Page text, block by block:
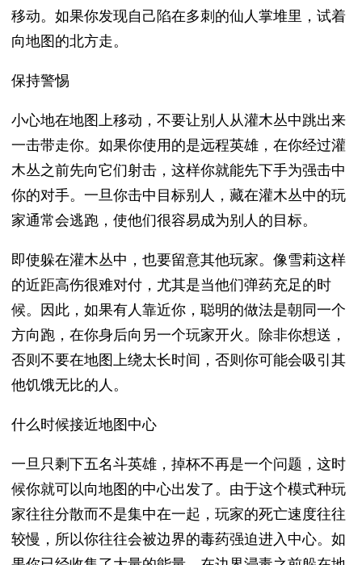
移动。如果你发现自己陷在多刺的仙人掌堆里，试着
向地图的北方走。
保持警惕
小心地在地图上移动，不要让别人从灌木丛中跳出来
一击带走你。如果你使用的是远程英雄，在你经过灌
木丛之前先向它们射击，这样你就能先下手为强击中
你的对手。一旦你击中目标别人，藏在灌木丛中的玩
家通常会逃跑，使他们很容易成为别人的目标。
即使躲在灌木丛中，也要留意其他玩家。像雪莉这样
的近距高伤很难对付，尤其是当他们弹药充足的时
候。因此，如果有人靠近你，聪明的做法是朝同一个
方向跑，在你身后向另一个玩家开火。除非你想送，
否则不要在地图上绕太长时间，否则你可能会吸引其
他饥饿无比的人。
什么时候接近地图中心
一旦只剩下五名斗英雄，掉杯不再是一个问题，这时
候你就可以向地图的中心出发了。由于这个模式种玩
家往往分散而不是集中在一起，玩家的死亡速度往往
较慢，所以你往往会被边界的毒药强迫进入中心。如